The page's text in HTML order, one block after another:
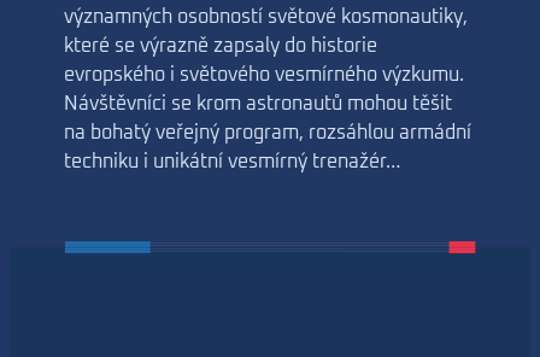
významných osobností světové kosmonautiky,
které se výrazně zapsaly do historie
evropského i světového vesmírného výzkumu.
Návštěvníci se krom astronautů mohou těšit
na bohatý veřejný program, rozsáhlou armádní
techniku i unikátní vesmírný trenažér…